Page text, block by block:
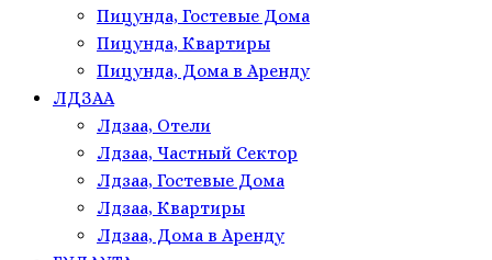
Пицунда, Гостевые Дома
Пицунда, Квартиры
Пицунда, Дома в Аренду
ЛДЗАА
Лдзаа, Отели
Лдзаа, Частный Сектор
Лдзаа, Гостевые Дома
Лдзаа, Квартиры
Лдзаа, Дома в Аренду